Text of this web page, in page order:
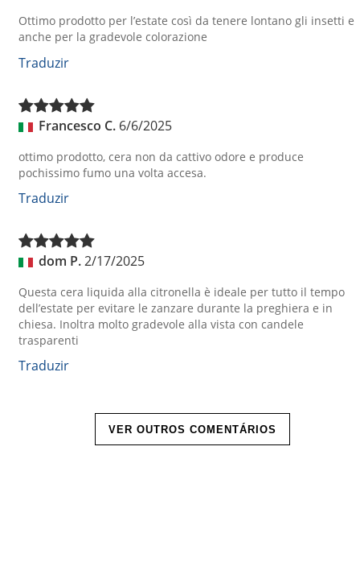
Ottimo prodotto per l’estate così da tenere lontano gli insetti e
anche per la gradevole colorazione
Traduzir
Francesco C. 6/6/2025
ottimo prodotto, cera non da cattivo odore e produce
pochissimo fumo una volta accesa.
Traduzir
dom P.2/17/2025
Questa cera liquida alla citronella è ideale per tutto il tempo
dell’estate per evitare le zanzare durante la preghiera e in
chiesa. Inoltra molto gradevole alla vista con candele
trasparenti
Traduzir
VER OUTROS COMENTÁRIOS